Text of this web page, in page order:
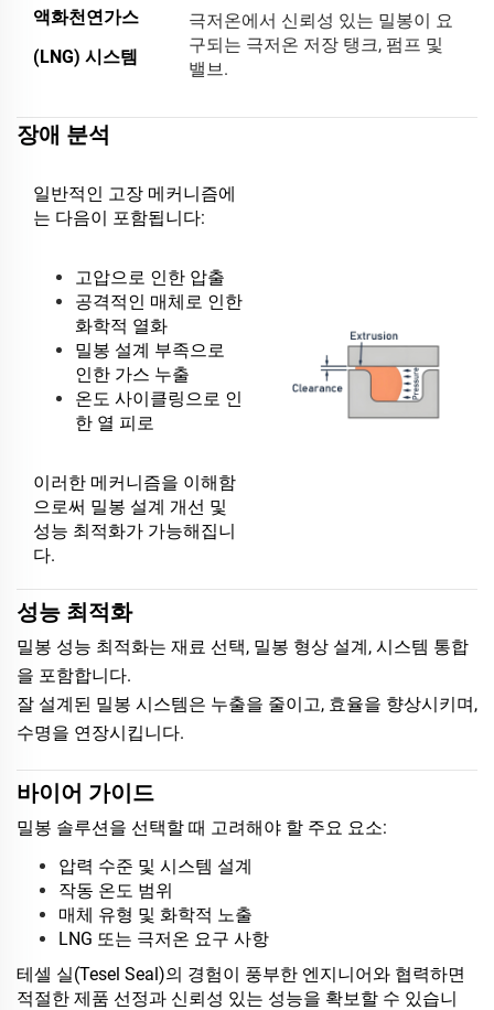
액화천연가스
(LNG) 시스템
극저온에서 신뢰성 있는 밀봉이 요
구되는 극저온 저장 탱크, 펌프 및
밸브.
장애 분석
일반적인 고장 메커니즘에
는 다음이 포함됩니다:
고압으로 인한 압출
공격적인 매체로 인한
화학적 열화
밀봉 설계 부족으로
인한 가스 누출
온도 사이클링으로 인
한 열 피로
이러한 메커니즘을 이해함
으로써 밀봉 설계 개선 및
성능 최적화가 가능해집니
다.
성능 최적화
밀봉 성능 최적화는 재료 선택, 밀봉 형상 설계, 시스템 통합
을 포함합니다.
잘 설계된 밀봉 시스템은 누출을 줄이고, 효율을 향상시키며,
수명을 연장시킵니다.
바이어 가이드
밀봉 솔루션을 선택할 때 고려해야 할 주요 요소:
압력 수준 및 시스템 설계
작동 온도 범위
매체 유형 및 화학적 노출
LNG 또는 극저온 요구 사항
테셀 실(Tesel Seal)의 경험이 풍부한 엔지니어와 협력하면
적절한 제품 선정과 신뢰성 있는 성능을 확보할 수 있습니